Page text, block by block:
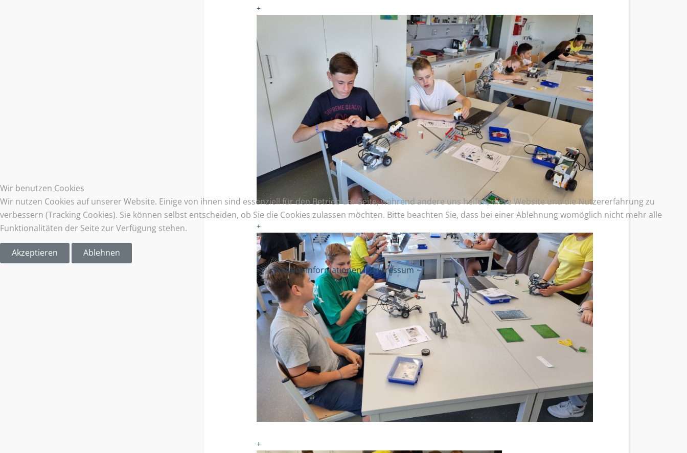
+
+
+
Wir benutzen Cookies
Wir nutzen Cookies auf unserer Website. Einige von ihnen sind essenziell für den Betrieb der Seite, während andere uns helfen, diese Website und die Nutzererfahrung zu
verbessern (Tracking Cookies). Sie können selbst entscheiden, ob Sie die Cookies zulassen möchten. Bitte beachten Sie, dass bei einer Ablehnung womöglich nicht mehr alle
Funktionalitäten der Seite zur Verfügung stehen.
Akzeptieren
Ablehnen
Weitere Informationen|Impressum